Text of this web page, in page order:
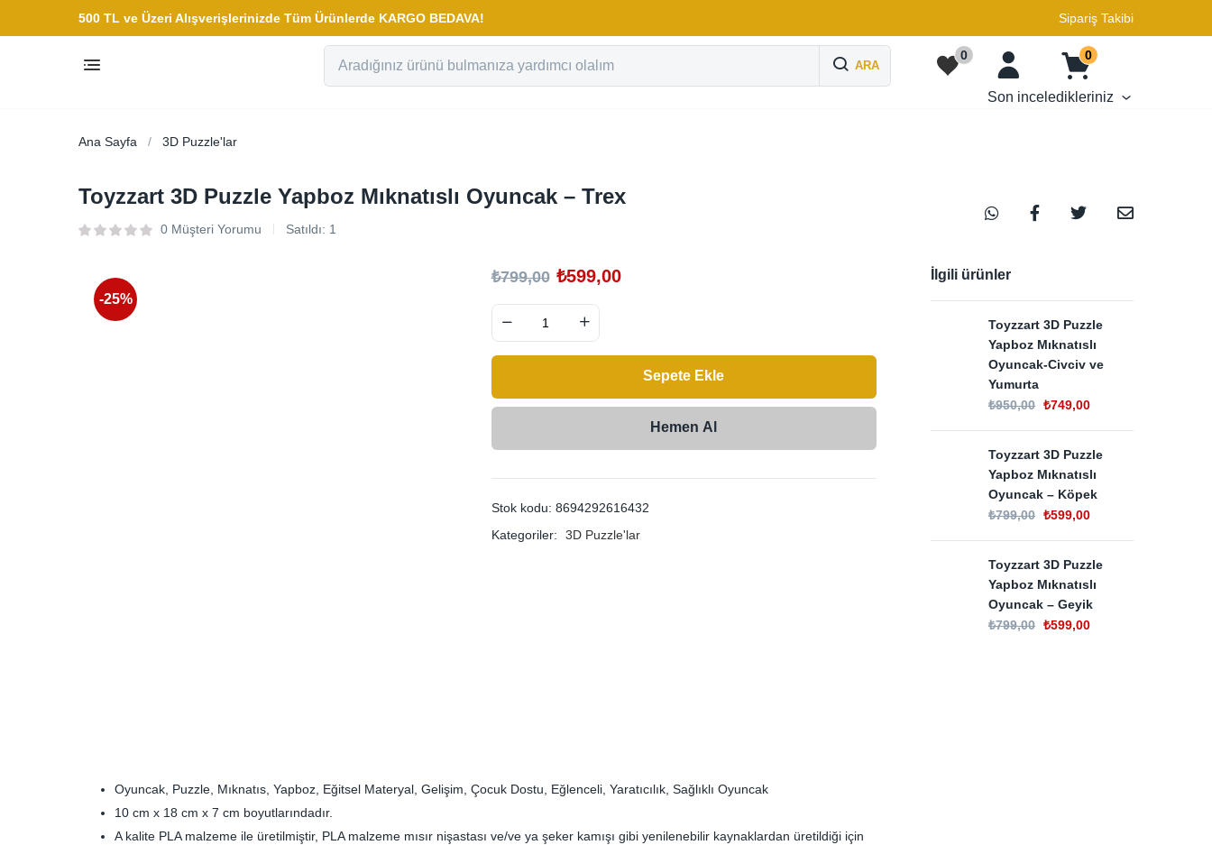
500 TL ve Üzeri Alışverişlerinizde Tüm Ürünlerde KARGO BEDAVA! Sipariş Takibi
ARA
0 0
Son inceledikleriniz
Ana Sayfa 3D Puzzle'lar
Toyzzart 3D Puzzle Yapboz Mıknatıslı Oyuncak – Trex
0 Müşteri Yorumu Satıldı: 1
-25%
₺799,00 ₺599,00
Sepete Ekle
Hemen Al
Stok kodu: 8694292616432
Kategoriler:
3D Puzzle'lar
Oyuncak, Puzzle, Mıknatıs, Yapboz, Eğitsel Materyal, Gelişim, Çocuk Dostu, Eğlenceli, Yaratıcılık, Sağlıklı Oyuncak
10 cm x 18 cm x 7 cm boyutlarındadır.
A kalite PLA malzeme ile üretilmiştir, PLA malzeme mısır nişastası ve/ve ya şeker kamışı gibi yenilenebilir kaynaklardan üretildiği için
İlgili ürünler
Toyzzart 3D Puzzle
Yapboz Mıknatıslı
Oyuncak-Civciv ve
Yumurta
₺950,00 ₺749,00
Toyzzart 3D Puzzle
Yapboz Mıknatıslı
Oyuncak – Köpek
₺799,00 ₺599,00
Toyzzart 3D Puzzle
Yapboz Mıknatıslı
Oyuncak – Geyik
₺799,00 ₺599,00